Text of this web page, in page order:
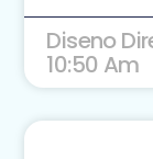
Diseno
10:50 Am